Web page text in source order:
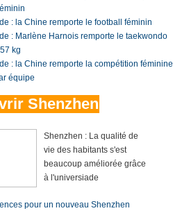
: la Chine remporte le football féminin
: Marlène Harnois remporte le taekwondo
kg
: la Chine remporte la compétition féminine
équipe
Shenzhen
Shenzhen : La qualité de
vie des habitants s'est
beaucoup améliorée grâce
à l'universiade
pour un nouveau Shenzhen